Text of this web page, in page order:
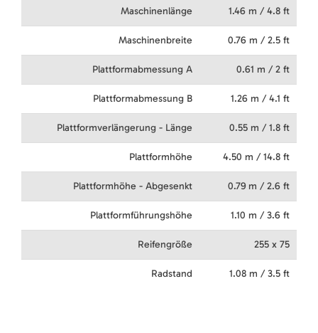
Maschinenlänge 1.46 m / 4.8 ft
Maschinenbreite 0.76 m / 2.5 ft
Plattformabmessung A 0.61 m / 2 ft
Plattformabmessung B 1.26 m / 4.1 ft
Plattformverlängerung - Länge 0.55 m / 1.8 ft
Plattformhöhe 4.50 m / 14.8 ft
Plattformhöhe - Abgesenkt 0.79 m / 2.6 ft
Plattformführungshöhe 1.10 m / 3.6 ft
Reifengröße 255 x 75
Radstand 1.08 m / 3.5 ft